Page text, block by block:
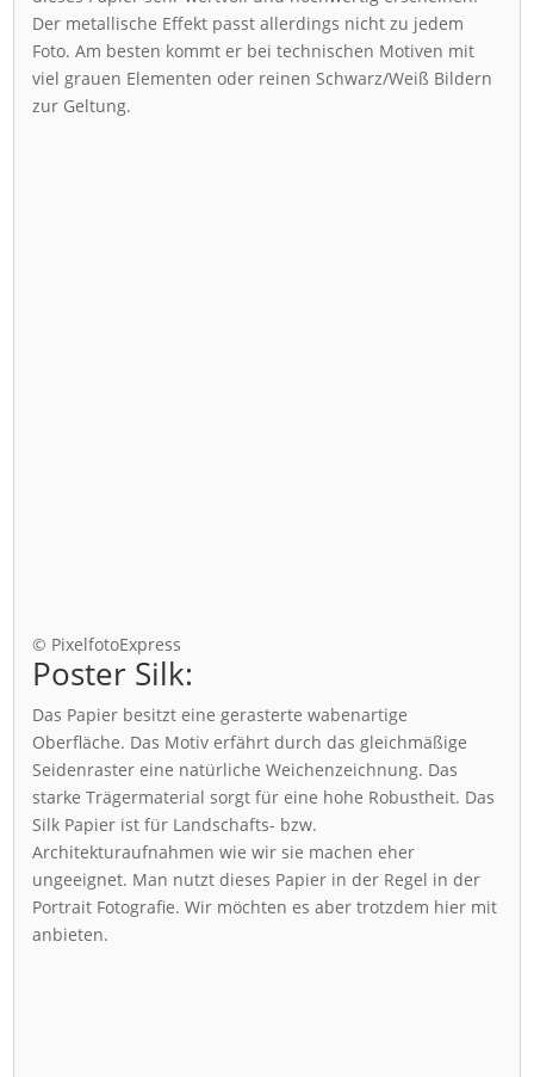
Der metallische Effekt passt allerdings nicht zu jedem
Foto. Am besten kommt er bei technischen Motiven mit
viel grauen Elementen oder reinen Schwarz/Weiß Bildern
zur Geltung.
© PixelfotoExpress
Poster Silk:
Das Papier besitzt eine gerasterte wabenartige
Oberfläche. Das Motiv erfährt durch das gleichmäßige
Seidenraster eine natürliche Weichenzeichnung. Das
starke Trägermaterial sorgt für eine hohe Robustheit. Das
Silk Papier ist für Landschafts- bzw.
Architekturaufnahmen wie wir sie machen eher
ungeeignet. Man nutzt dieses Papier in der Regel in der
Portrait Fotografie. Wir möchten es aber trotzdem hier mit
anbieten.